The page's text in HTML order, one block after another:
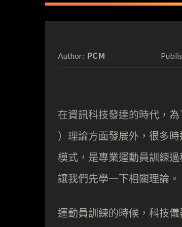
Author: PCM
在資訊科技發達的時代，
）理論方面發展外，很多
模式，是專業運動員訓練
讓我們先學一下相關理論。
運動員訓練的時候，科技